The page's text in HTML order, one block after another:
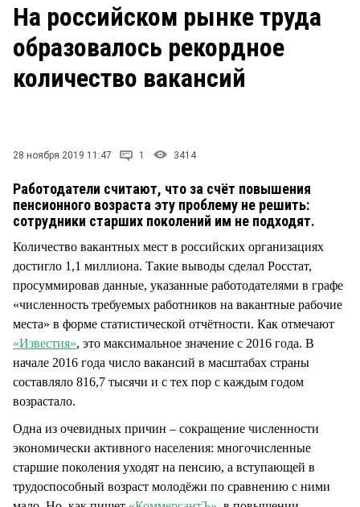
ЗАКОН
НОВОСТИ КОМПАНИЙ
Рейтинги
Блоги
Архив
На российском рынке труда
образовалось рекордное
количество вакансий
28 ноября 2019 11:47 1 3414
Работодатели считают, что за счёт повышения
пенсионного возраста эту проблему не решить:
сотрудники старших поколений им не подходят.
Количество вакантных мест в российских организациях
достигло 1,1 миллиона. Такие выводы сделал Росстат,
просуммировав данные, указанные работодателями в графе
«численность требуемых работников на вакантные рабочие
места» в форме статистической отчётности. Как отмечают
«Известия», это максимальное значение с 2016 года. В
начале 2016 года число вакансий в масштабах страны
составляло 816,7 тысячи и с тех пор с каждым годом
возрастало.
Одна из очевидных причин – сокращение численности
экономически активного населения: многочисленные
старшие поколения уходят на пенсию, а вступающей в
трудоспособный возраст молодёжи по сравнению с ними